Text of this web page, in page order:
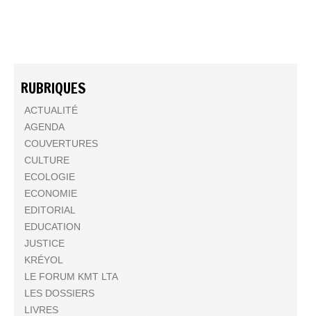
RUBRIQUES
ACTUALITÉ
AGENDA
COUVERTURES
CULTURE
ECOLOGIE
ECONOMIE
EDITORIAL
EDUCATION
JUSTICE
KRÉYOL
LE FORUM KMT LTA
LES DOSSIERS
LIVRES